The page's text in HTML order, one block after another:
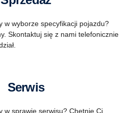
w wyborze specyfikacji pojazdu?
Skontaktuj się z nami telefonicznie
Serwis
w sprawie serwisu? Chętnie Ci